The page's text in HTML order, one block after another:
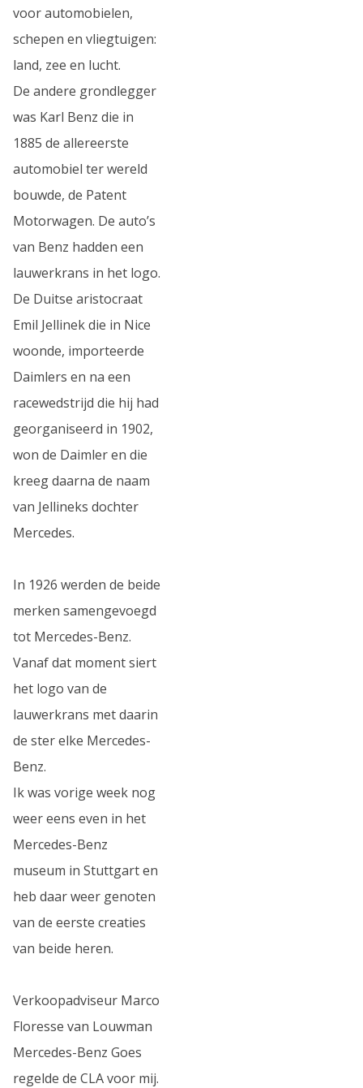
voor automobielen,
schepen en vliegtuigen:
land, zee en lucht.
De andere grondlegger
was Karl Benz die in
1885 de allereerste
automobiel ter wereld
bouwde, de Patent
Motorwagen. De auto’s
van Benz hadden een
lauwerkrans in het logo.
De Duitse aristocraat
Emil Jellinek die in Nice
woonde, importeerde
Daimlers en na een
racewedstrijd die hij had
georganiseerd in 1902,
won de Daimler en die
kreeg daarna de naam
van Jellineks dochter
Mercedes.
In 1926 werden de beide
merken samengevoegd
tot Mercedes-Benz.
Vanaf dat moment siert
het logo van de
lauwerkrans met daarin
de ster elke Mercedes-
Benz.
Ik was vorige week nog
weer eens even in het
Mercedes-Benz
museum in Stuttgart en
heb daar weer genoten
van de eerste creaties
van beide heren.
Verkoopadviseur Marco
Floresse van Louwman
Mercedes-Benz Goes
regelde de CLA voor mij.